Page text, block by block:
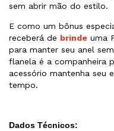
sem abrir mão do estilo.
E como um bônus
receberá de brinde uma
para manter seu anel
flanela é a companheira
acessório mantenha seu
tempo.
Dados Técnicos: